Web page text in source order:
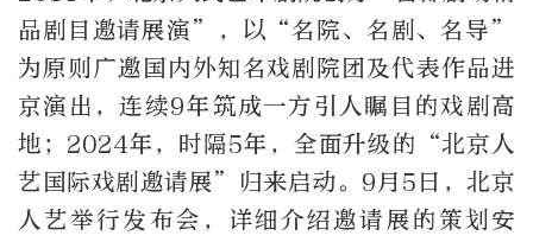
品剧目邀请展演”，以“名院、名剧、名导”
为原则广邀国内外知名戏剧院团及代表作品进
京演出，连续9年筑成一方引人瞩目的戏剧高
地；2024年，时隔5年，全面升级的“北京人
艺国际戏剧邀请展”归来启动。9月5日，北京
人艺举行发布会，详细介绍邀请展的策划安